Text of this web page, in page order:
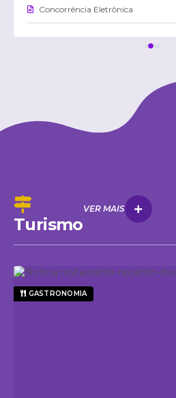
Concorrência Eletrônica
Turismo
VER MAIS
GASTRONOMIA